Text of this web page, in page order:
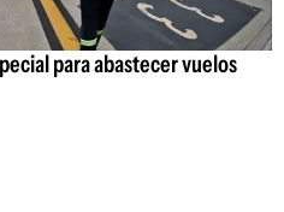
para abastecer vuelos